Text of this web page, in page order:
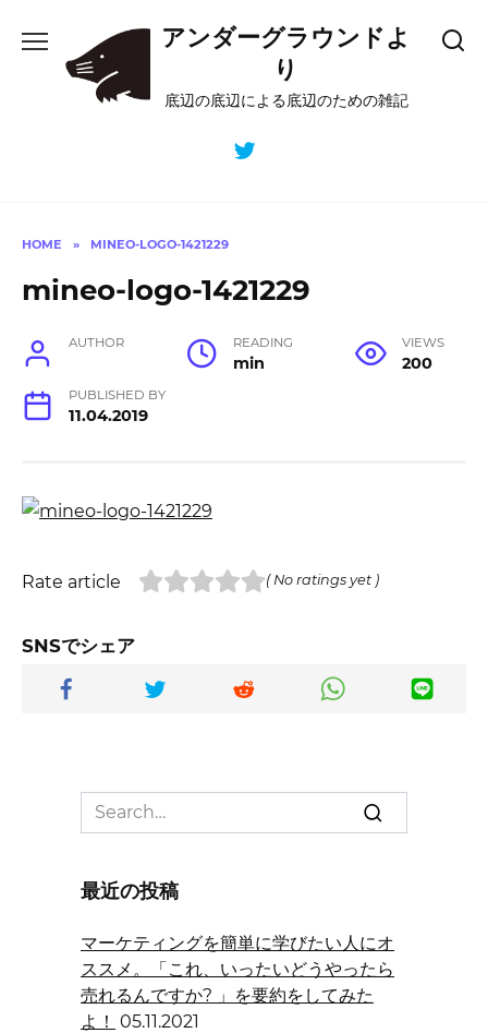
content
アンダーグラウンドよ
り
底辺の底辺による底辺のための雑記
HOME » MINEO-LOGO-1421229
mineo-logo-1421229
AUTHOR READING
min
VIEWS
200
PUBLISHED BY
11.04.2019
Rate article ( No ratings yet )
SNSでシェア
Search
for:
最近の投稿
マーケティングを簡単に学びたい人にオ
ススメ。「これ、いったいどうやったら
売れるんですか? 」を要約をしてみた
よ！ 05.11.2021